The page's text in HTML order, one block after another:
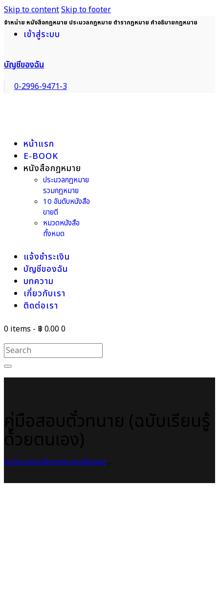
Skip to contentSkip to footer
จำหน่าย หนังสือกฎหมาย ประมวลกฎหมาย ตำรากฎหมาย คำอธิบายกฎหมาย
เข้าสู่ระบบ
บัญชีของฉัน
0-2996-9471-3
หน้าแรก
E-BOOK
หนังสือกฎหมาย
ประมวลกฎหมาย
รวมกฎหมาย
10 อันดับหนังสือ
ขายดี
หมวดหนังสือ
ทั้งหมด
แจ้งชำระเงิน
บัญชีของฉัน
บทความ
เกี่ยวกับเรา
ติดต่อเรา
0 items - ฿ 0.000
หน้าแรกหนังสือกฎหมายคู่มือสอบ